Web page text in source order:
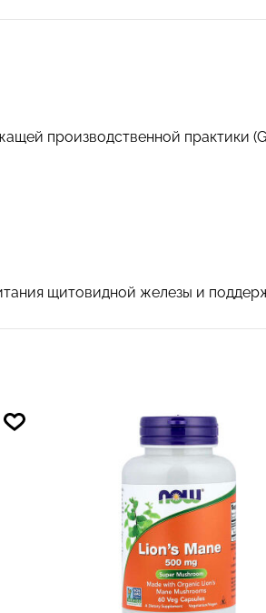
производственной практики
щитовидной железы и